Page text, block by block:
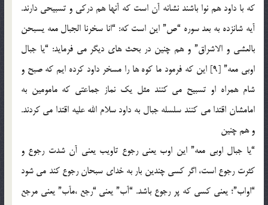
که با داود هم نوا باشند نشانه آن است که آنها هم درکی و تسبیحی دارند.
آیه شانزده به بعد سوره “ص” این است که: “انا سخرنا الجبال معه یسبحن
بالعشی و الاشراق” و هم چنین در بحث های دیگر می فرماید: “یا جبال
اوبی معه” [9] این که فرمود ما کوه ها را مسخر داود کرده ایم که صبح و
شام همراه او تسبیح می کنند مثل یک نماز جماعتی که مامومین به
امامشان اقتدا می کنند سلسله جبال به داود سلام الله علیه اقتدا می کردند.
و هم چنین
“یا جبال اوبی معه” این اوب یعنی رجوع تاویب یعنی آن شدت رجوع و
کثرت رجوع است، اگر کسی چندین بار به خدای سبحان رجوع کند می شود
“اواب”؛ یعنی کسی که پر رجوع باشد. “آب” یعنی “رجع ،م‏آب” یعنی مرجع